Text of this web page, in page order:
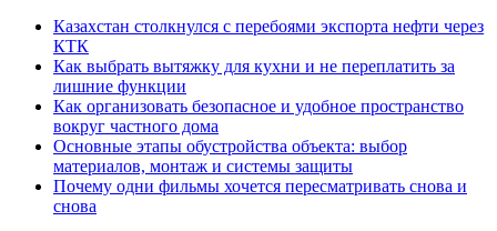
Казахстан столкнулся с перебоями экспорта нефти через
КТК
Как выбрать вытяжку для кухни и не переплатить за
лишние функции
Как организовать безопасное и удобное пространство
вокруг частного дома
Основные этапы обустройства объекта: выбор
материалов, монтаж и системы защиты
Почему одни фильмы хочется пересматривать снова и
снова